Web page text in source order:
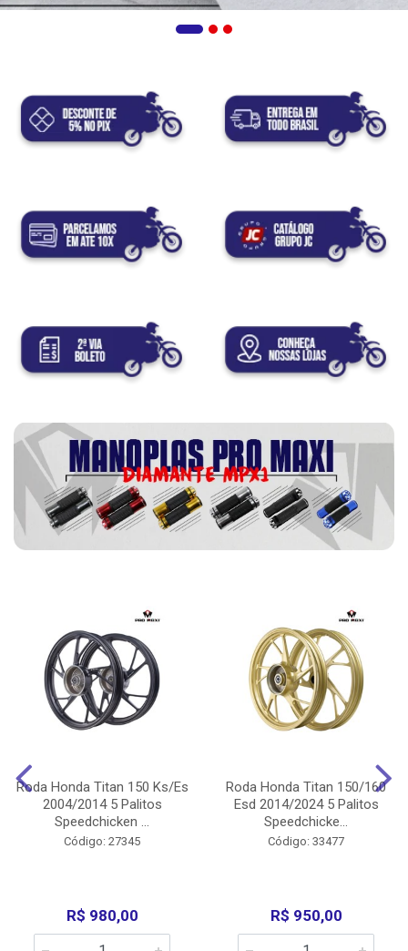
Roda Honda Titan 150 Ks/Es
2004/2014 5 Palitos
Speedchicken ...
Código: 27345
R$ 980,00
Roda Honda Titan 150/160
Esd 2014/2024 5 Palitos
Speedchicke...
Código: 33477
R$ 950,00